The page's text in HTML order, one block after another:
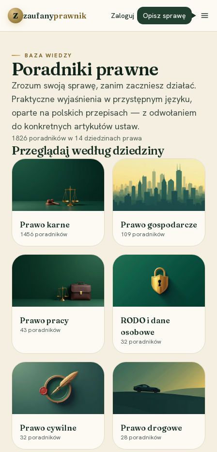
Przejdź do treści
Z zaufanyprawnik Zaloguj Opisz sprawę
BAZA WIEDZY
Poradniki prawne
Zrozum swoją sprawę, zanim zaczniesz działać.
Praktyczne wyjaśnienia w przystępnym języku,
oparte na polskich przepisach — z odwołaniem
do konkretnych artykułów ustaw.
1826 poradników w 14 dziedzinach prawa
Przeglądaj według dziedziny
Prawo karne
1456 poradników
Prawo gospodarcze
109 poradników
Prawo pracy
43 poradników
RODO i dane
osobowe
32 poradników
Prawo cywilne
32 poradników
Prawo drogowe
28 poradników